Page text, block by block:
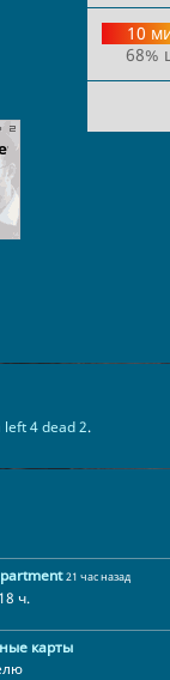
10
68%
left 4 dead 2.
21 час назад
ч.
карты